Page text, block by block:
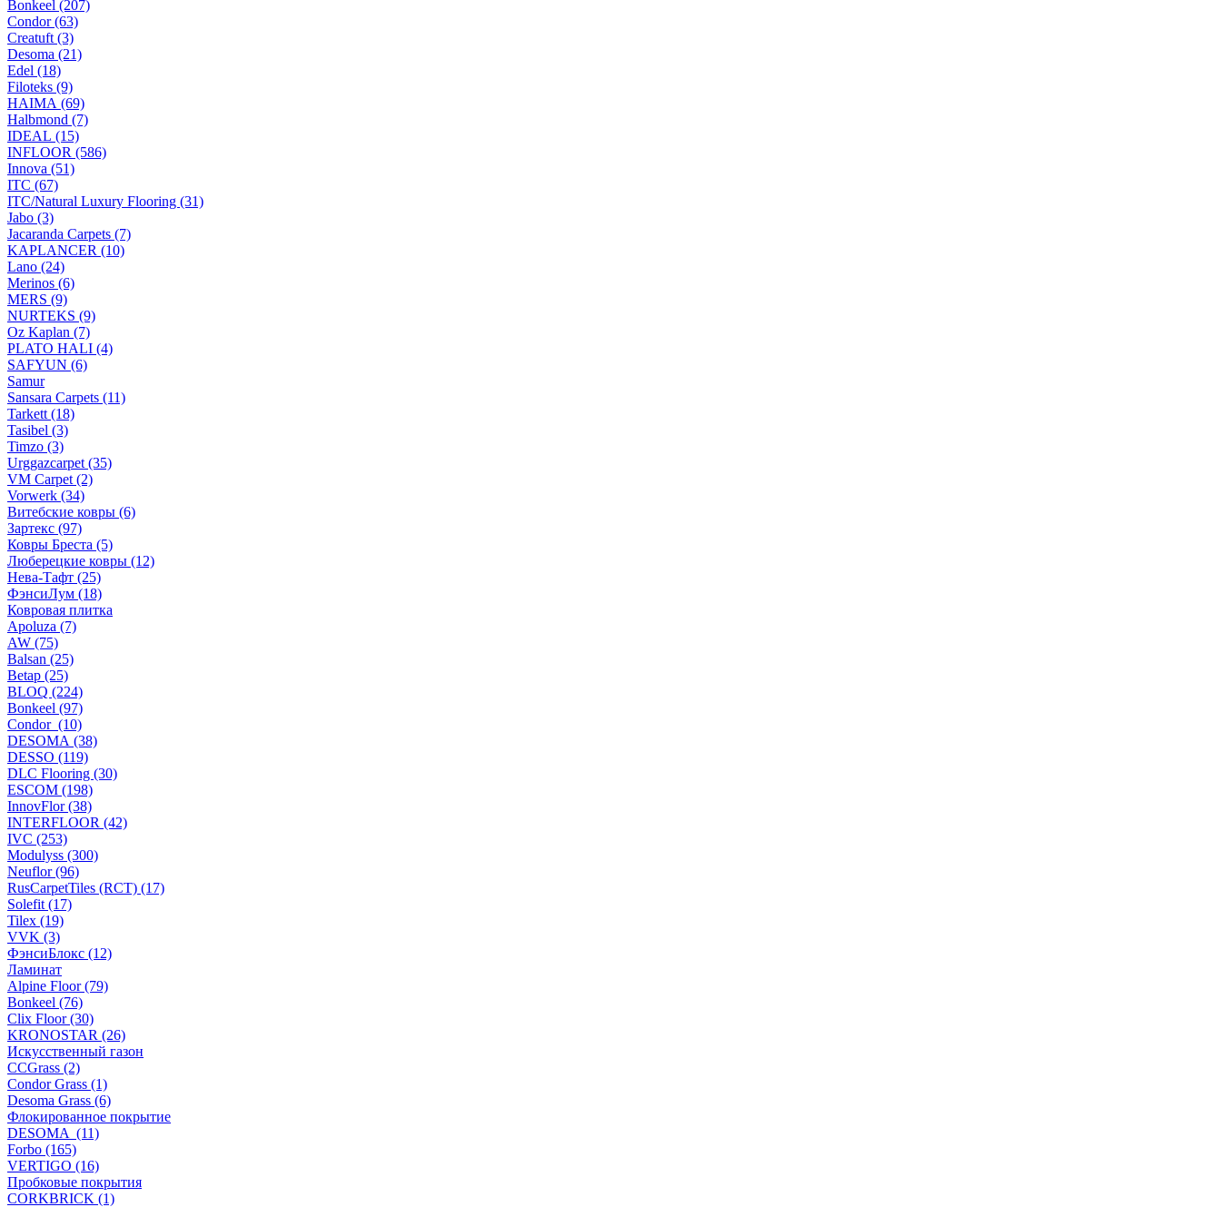
Bonkeel (207)
Condor (63)
Creatuft (3)
Desoma (21)
Edel (18)
Filoteks (9)
HAIMA (69)
Halbmond (7)
IDEAL (15)
INFLOOR (586)
Innova (51)
ITC (67)
ITC/Natural Luxury Flooring (31)
Jabo (3)
Jacaranda Carpets (7)
KAPLANCER (10)
Lano (24)
Merinos (6)
MERS (9)
NURTEKS (9)
Oz Kaplan (7)
PLATO HALI (4)
SAFYUN (6)
Samur
Sansara Carpets (11)
Tarkett (18)
Tasibel (3)
Timzo (3)
Urggazcarpet (35)
VM Carpet (2)
Vorwerk (34)
Витебские ковры (6)
Зартекс (97)
Ковры Бреста (5)
Люберецкие ковры (12)
Нева-Тафт (25)
ФэнсиЛум (18)
Ковровая плитка
Apoluza (7)
AW (75)
Balsan (25)
Betap (25)
BLOQ (224)
Bonkeel (97)
Condor (10)
DESOMA (38)
DESSO (119)
DLC Flooring (30)
ESCOM (198)
InnovFlor (38)
INTERFLOOR (42)
IVC (253)
Modulyss (300)
Neuflor (96)
RusCarpetTiles (RCT) (17)
Solefit (17)
Tilex (19)
VVK (3)
ФэнсиБлокс (12)
Ламинат
Alpine Floor (79)
Bonkeel (76)
Clix Floor (30)
KRONOSTAR (26)
Искусственный газон
CCGrass (2)
Condor Grass (1)
Desoma Grass (6)
Флокированное покрытие
DESOMA (11)
Forbo (165)
VERTIGO (16)
Пробковые покрытия
CORKBRICK (1)